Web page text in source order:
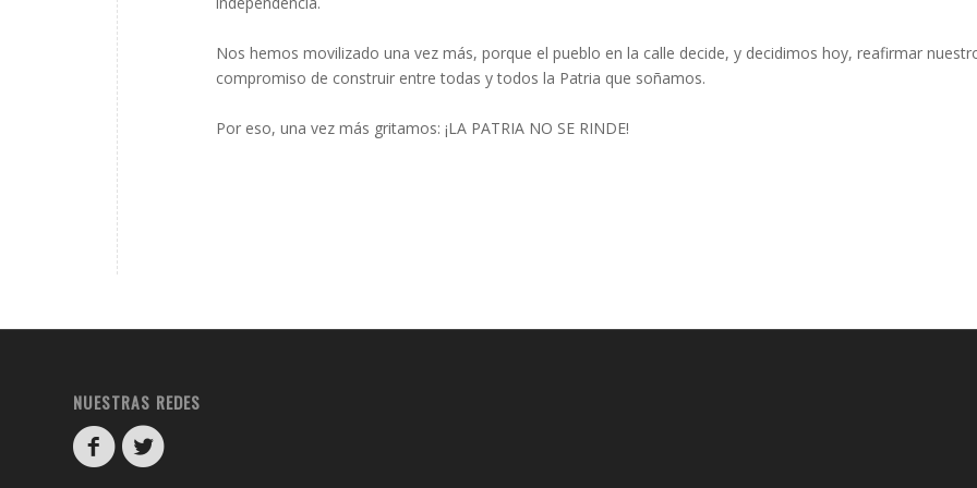
Nos hemos movilizado una vez más, porque el pueblo en la calle decide, y decidimos hoy, reafirmar
compromiso de construir entre todas y todos la Patria que soñamos.
Por eso, una vez más gritamos: ¡LA PATRIA NO SE RINDE!
NUESTRAS REDES